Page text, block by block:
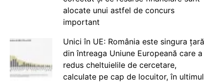
alocate unui astfel de concurs
important
Unici în UE: România este singura țară
din întreaga Uniune Europeană care a
redus cheltuielile de cercetare,
calculate pe cap de locuitor, în ultimul